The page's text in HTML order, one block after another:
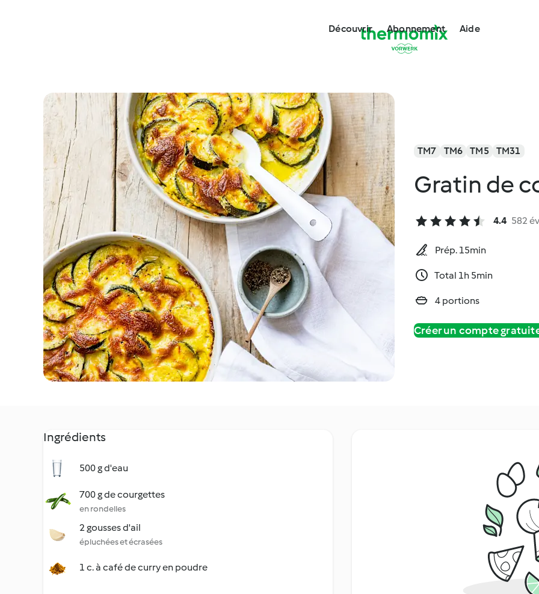
Découvrir Abonnement Aide
TM7 TM6 TM5 TM31
Gratin de
4.4 582
Prép. 15min
Total 1h 5min
4 portions
Créer un compte
Ingrédients
500 g d'eau
700 g de courgettes
en rondelles
2 gousses d'ail
épluchées et écrasées
1 c. à café de curry en poudre